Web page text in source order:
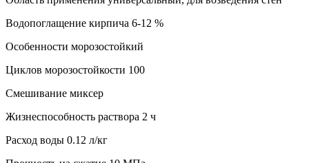
Водопоглащение кирпича 6-12 %
Особенности морозостойкий
Циклов морозостойкости 100
Смешивание миксер
Жизнеспособность раствора 2 ч
Расход воды 0.12 л/кг